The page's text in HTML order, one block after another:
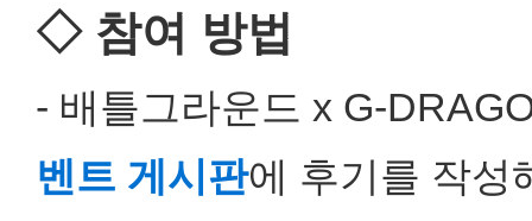
◇ 참여 방법
- 배틀그라운드 x G-
벤트 게시판에 후기를 작성